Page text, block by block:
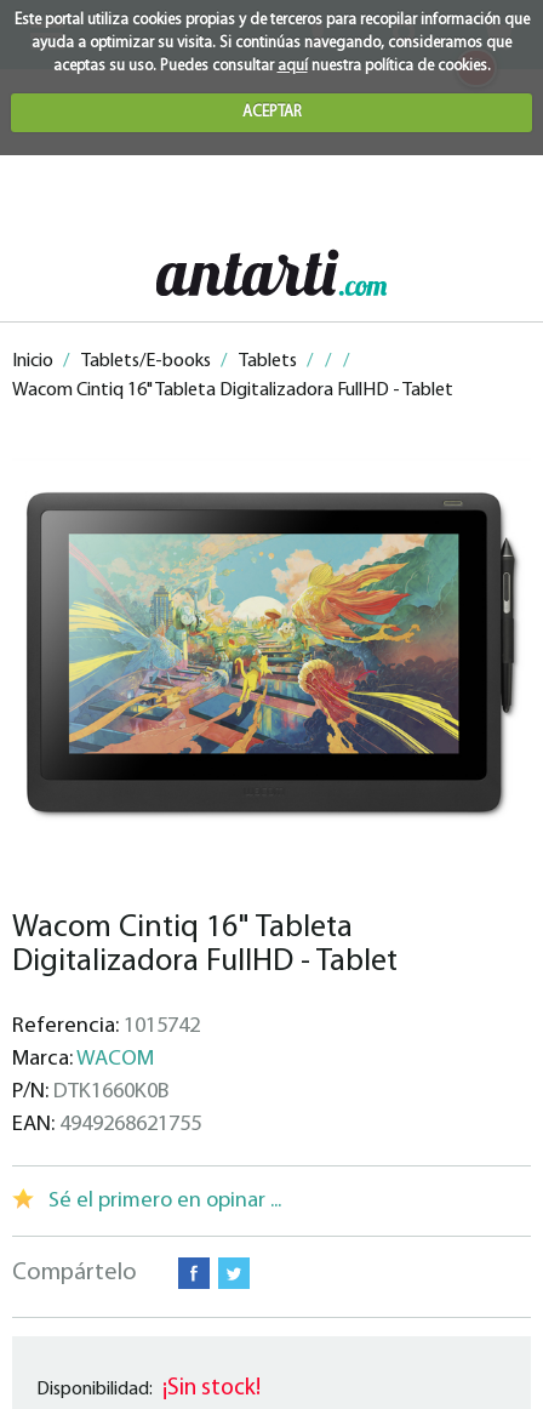
Este portal utiliza cookies propias y de terceros para recopilar información que
ayuda a optimizar su visita. Si continúas navegando, consideramos que
aceptas su uso. Puedes consultar aquínuestra política de cookies.
ACEPTAR
0
Inicio / Tablets/E-books / Tablets / /
/
Wacom Cintiq 16" Tableta Digitalizadora FullHD - Tablet
Wacom Cintiq 16" Tableta
Digitalizadora FullHD - Tablet
Referencia: 1015742
Marca:WACOM
P/N: DTK1660K0B
EAN: 4949268621755
Sé el primero en opinar ...
Compártelo
Disponibilidad: ¡Sin stock!